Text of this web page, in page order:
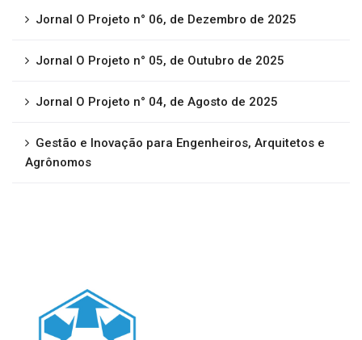
Jornal O Projeto n° 06, de Dezembro de 2025
Jornal O Projeto n° 05, de Outubro de 2025
Jornal O Projeto n° 04, de Agosto de 2025
Gestão e Inovação para Engenheiros, Arquitetos e
Agrônomos